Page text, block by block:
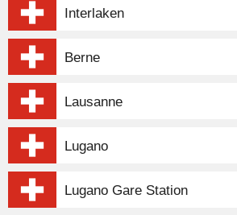
Interlaken
Berne
Lausanne
Lugano
Lugano Gare Station